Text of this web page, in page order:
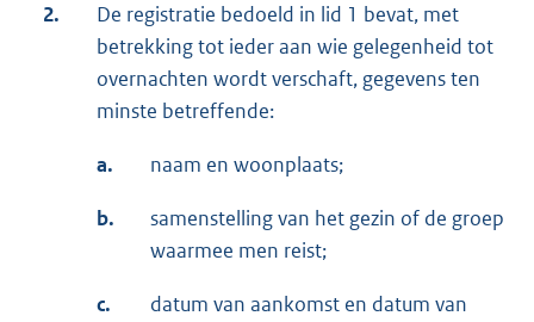
2.
De registratie bedoeld in lid 1 bevat, met
betrekking tot ieder aan wie gelegenheid tot
overnachten wordt verschaft, gegevens ten
minste betreffende:
a. naam en woonplaats;
b.
samenstelling van het gezin of de groep
waarmee men reist;
c.
datum van aankomst en datum van